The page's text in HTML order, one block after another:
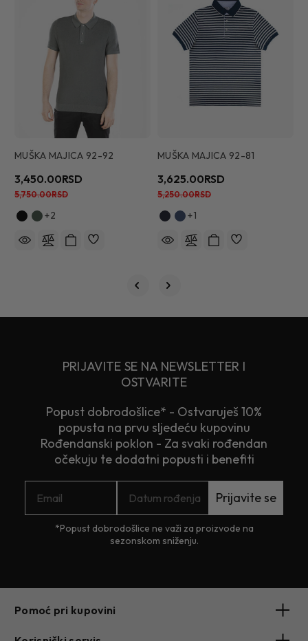
MUŠKA MAJICA 92-92
3,450.00RSD
5,750.00RSD
+2
MUŠKA MAJICA 92-81
3,625.00RSD
5,250.00RSD
+1
PRIJAVITE SE NA NEWSLETTER I
OSTVARITE
Popust dobrodošlice* - Ostvaruješ 10%
popusta na prvu sljedeću kupovinu
Rođendanski poklon - Za svaki rođendan
očekuju te dodatni popusti i benefiti
Prijavite se
*Popust dobrodošlice ne važi za proizvode na
sezonskom sniženju.
Pomoć pri kupovini